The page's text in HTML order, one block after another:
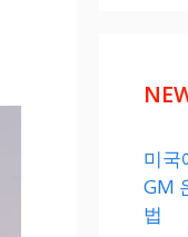
미국
GM
법